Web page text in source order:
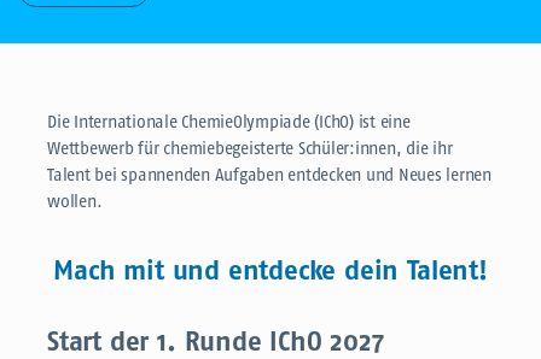
Die Internationale ChemieOlympiade (IChO) ist eine
Wettbewerb für chemiebegeisterte Schüler:innen, die ihr
Talent bei spannenden Aufgaben entdecken und Neues lernen
wollen.
Mach mit und entdecke dein Talent!
Start der 1. Runde IChO 2027